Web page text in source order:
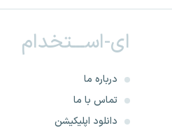
ای-اســـتخدام
درباره ما
تماس با ما
دانلود اپلیکیشن